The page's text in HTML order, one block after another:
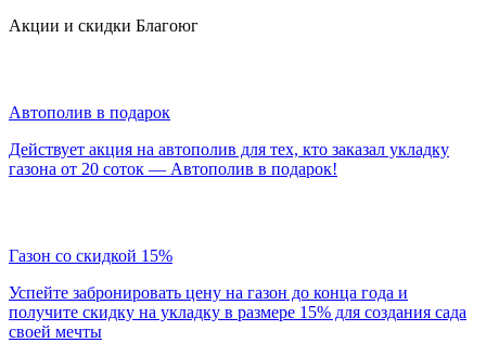
Акции и скидки Благоюг
Автополив в подарок
Действует акция на автополив для тех, кто заказал укладку
газона от 20 соток — Автополив в подарок!
Газон со скидкой 15%
Успейте забронировать цену на газон до конца года и
получите скидку на укладку в размере 15% для создания сада
своей мечты